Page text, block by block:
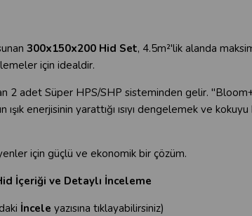
300x150x200 Hid Set, 4.5m²'lik alanda
için idealdir.
2 adet Süper HPS/SHP sisteminden gelir.
ışık enerjisinin yarattığı ısıyı dengelemek ve
için güçlü ve ekonomik bir çözüm.
İçeriği ve Detaylı İnceleme
İncele yazısına tıklayabilirsiniz)